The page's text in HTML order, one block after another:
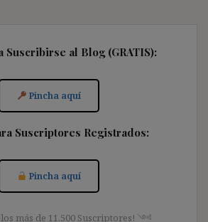
Suscribirse al Blog (GRATIS):
Pincha aquí
Suscriptores Registrados:
Pincha aquí
más de 11.500 Suscriptores! ༺